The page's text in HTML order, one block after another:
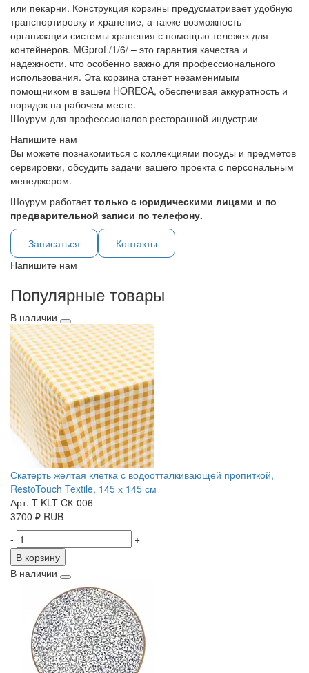
или пекарни. Конструкция корзины предусматривает удобную
транспортировку и хранение, а также возможность
организации системы хранения с помощью тележек для
контейнеров. MGprof /1/6/ – это гарантия качества и
надежности, что особенно важно для профессионального
использования. Эта корзина станет незаменимым
помощником в вашем HORECA, обеспечивая аккуратность и
порядок на рабочем месте.
Шоурум для профессионалов ресторанной индустрии
Напишите нам
Вы можете познакомиться с коллекциями посуды и предметов
сервировки, обсудить задачи вашего проекта с персональным
менеджером.
Шоурум работаеттолько с юридическими лицами и по
предварительной записи по телефону.
Записаться
Контакты
Напишите нам
Популярные товары
В наличии
Скатерть желтая клетка с водоотталкивающей пропиткой,
RestoTouch Textile, 145 х 145 см
Арт. T-KLT-CК-006
3700 ₽ RUB
-
+
В корзину
В наличии